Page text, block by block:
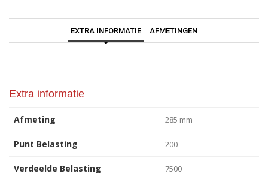
EXTRA INFORMATIE AFMETINGEN
Extra informatie
Afmeting 285 mm
Punt Belasting 200
Verdeelde Belasting 7500